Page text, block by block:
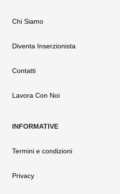
Chi Siamo
Diventa Inserzionista
Contatti
Lavora Con Noi
Termini e condizioni
Privacy